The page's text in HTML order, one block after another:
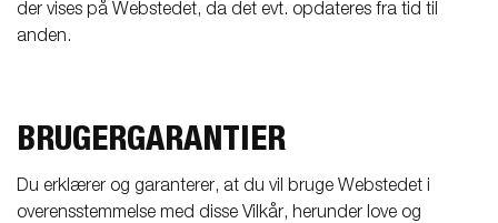
der vises på Webstedet, da det evt. opdateres fra tid til
anden.
BRUGERGARANTIER
Du erklærer og garanterer, at du vil bruge Webstedet i
overensstemmelse med disse Vilkår, herunder love og